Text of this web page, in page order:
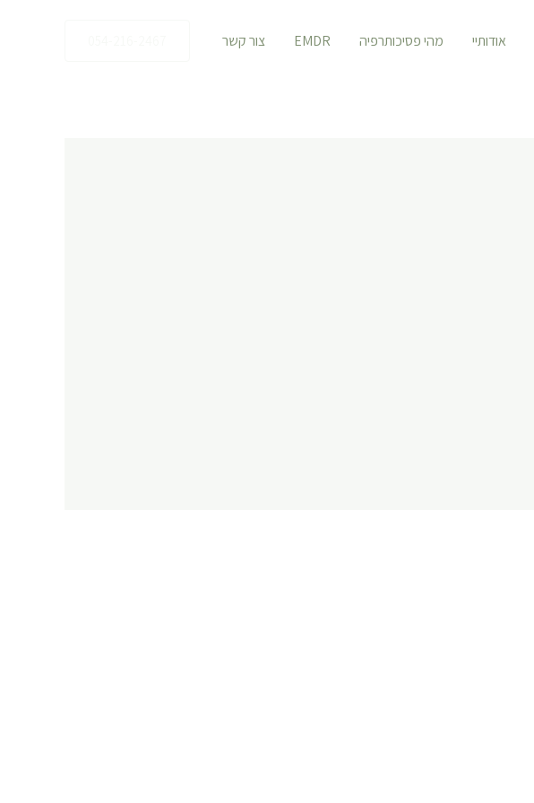
אודותיי מהי פסיכותרפיה EMDR צור קשר